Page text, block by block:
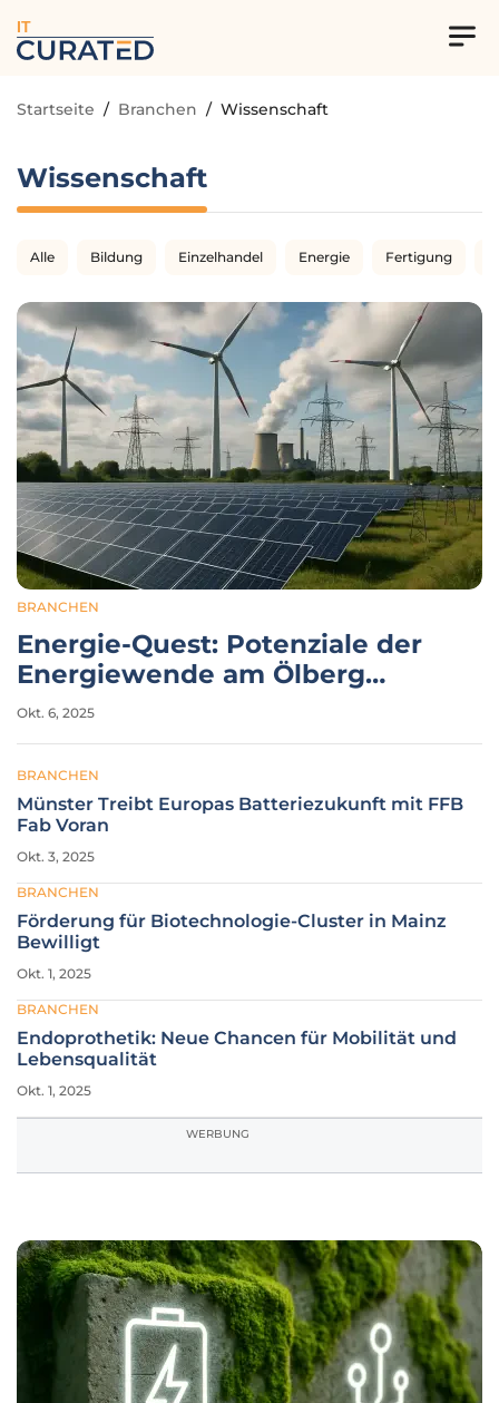
IT
Startseite / Branchen / Wissenschaft
Wissenschaft
Alle Bildung Einzelhandel Energie Fertigung
BRANCHEN
Energie-Quest: Potenziale der
Energiewende am Ölberg
Entdecken
Okt. 6, 2025
BRANCHEN
Münster Treibt Europas Batteriezukunft mit FFB
Fab Voran
Okt. 3, 2025
BRANCHEN
Förderung für Biotechnologie-Cluster in Mainz
Bewilligt
Okt. 1, 2025
BRANCHEN
Endoprothetik: Neue Chancen für Mobilität und
Lebensqualität
Okt. 1, 2025
WERBUNG